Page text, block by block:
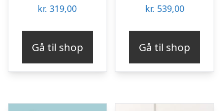
kr. 319,00
Gå til shop
kr. 539,00
Gå til shop